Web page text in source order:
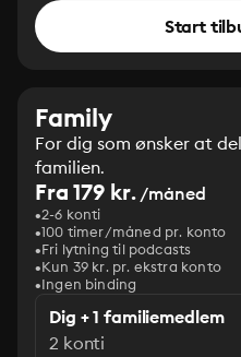
Start
Family
For dig som ønsker at
familien.
Fra 179 kr./måned
2-6 konti
100 timer/måned pr. konto
Fri lytning til podcasts
Kun 39 kr. pr. ekstra konto
Ingen binding
Dig + 1 familiemedlem
2 konti